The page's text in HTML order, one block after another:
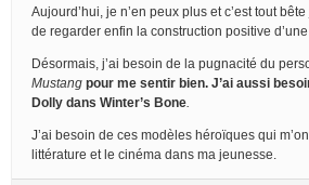
Aujourd’hui, je n’en peux plus et c’est tout
de regarder enfin la construction positive d’une
Désormais, j’ai besoin de la pugnacité du
Mustang pour me sentir bien. J’ai aussi
Dolly dans Winter’s Bone
J’ai besoin de ces modèles héroïques qui
littérature et le cinéma dans ma jeunesse.